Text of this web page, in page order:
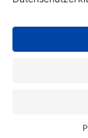
Hersteller